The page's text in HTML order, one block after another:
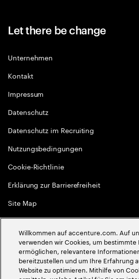
Let there be change
Unternehmen
Kontakt
Impressum
Datenschutz
Datenschutz im Recruiting
Nutzungsbedingungen
Cookie-Richtlinie
Erklärung zur Barrierefreiheit
Site Map
Globale Meritokratie
2026Accenture. Alle Rechte vorbehalten
Willkommen auf accenture.com. Auf
verwenden wir Cookies, um bestimmte
ermöglichen, relevantere
bereitzustellen und um Ihre Erfahrung
Website zu optimieren. Mithilfe von